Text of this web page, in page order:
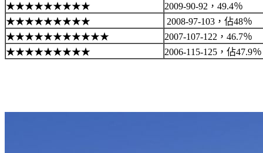
★★★★★★★★★
2009-90-92，49.4％
★★★★★★★★★
2008-97-103，佔48％
★★★★★★★★★★★
2007-107-122，46.7％
★★★★★★★★★
2006-115-125，佔47.9％